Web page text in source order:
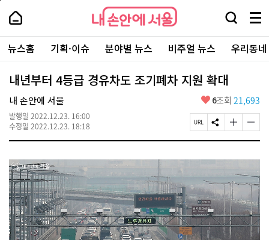
본
로
가
내
손
안
에
서
울
-
서
울
시
대
표
소
포
털
내
손
에
울
검
창
열
기
메
뉴
전
체
보
주
요
서
뉴스홈 기획·이슈 분야별 뉴스 비주얼 뉴스 우리동
내년부터 4등급 경유차도 조기폐차 지원 확대
내 손안에 서울
발행일 2022.12.23. 16:00
수정일 2022.12.23. 18:18
좋
요
6조회 21,693
페
이
U
L
복
사
S
N
공
하
기
글
자
기
게
변
경
하
기
글
자
기
게
변
경
하
기
페
상
단
로